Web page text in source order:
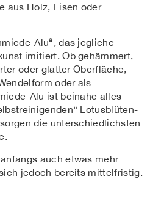
aus Holz, Eisen oder
Alu“, das jegliche
imitiert. Ob gehämmert,
oder glatter Oberfläche,
oder als
Alu ist beinahe alles
Lotusblüten-
die unterschiedlichsten
auch etwas mehr
jedoch bereits mittelfristig.